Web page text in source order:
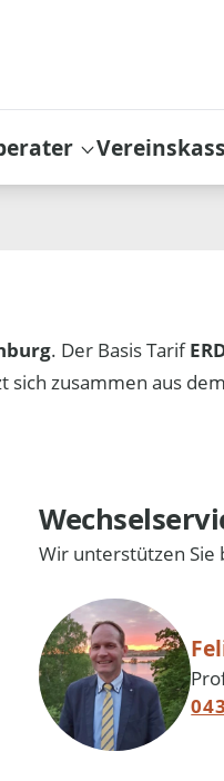
. Der Basis Tarif
sich zusammen aus
Wir unterstützen Sie